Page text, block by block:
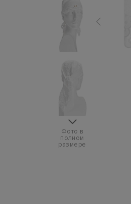
Фото в
полном
размере